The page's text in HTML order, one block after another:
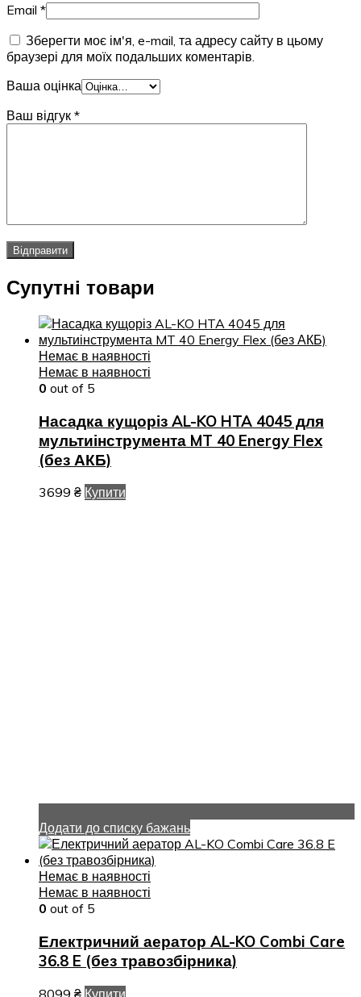
Email *
Зберегти моє ім'я, e-mail, та адресу сайту в цьому
браузері для моїх подальших коментарів.
Ваша оцінка
Ваш відгук *
Супутні товари
Немає в наявності
Немає в наявності
0 out of 5
Насадка кущоріз AL-KO HTA 4045 для
мультиінструмента MT 40 Energy Flex
(без АКБ)
3699 ₴ Купити
Додати до списку бажань
Немає в наявності
Немає в наявності
0 out of 5
Електричний аератор AL-KO Combi Care
36.8 E (без травозбірника)
8099 ₴ Купити